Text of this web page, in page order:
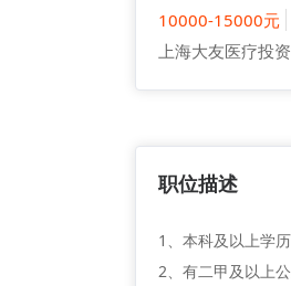
10000-15000元
上海大友医疗投
职位描述
1、本科及以上学
2、有二甲及以上